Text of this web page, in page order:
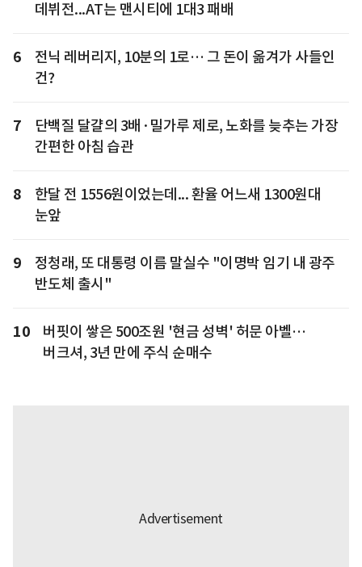
데뷔전...AT는 맨시티에 1대3 패배
6
전닉 레버리지, 10분의 1로… 그 돈이 옮겨가 사들인
건?
7
단백질 달걀의 3배·밀가루 제로, 노화를 늦추는 가장
간편한 아침 습관
8
한달 전 1556원이었는데... 환율 어느새 1300원대
눈앞
9
정청래, 또 대통령 이름 말실수 "이명박 임기 내 광주
반도체 출시"
10
버핏이 쌓은 500조원 '현금 성벽' 허문 아벨…
버크셔, 3년 만에 주식 순매수